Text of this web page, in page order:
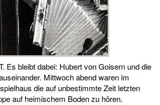
Es bleibt dabei: Hubert von Goisern und die
Mittwoch abend waren im
die auf unbestimmte Zeit letzten
auf heimischem Boden zu hören.